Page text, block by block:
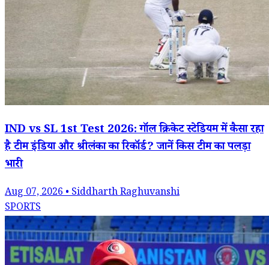
IND vs SL 1st Test 2026: गॉल क्रिकेट स्टेडियम में कैसा रहा
है टीम इंडिया और श्रीलंका का रिकॉर्ड? जानें किस टीम का पलड़ा
भारी
Aug 07, 2026 • Siddharth Raghuvanshi
SPORTS